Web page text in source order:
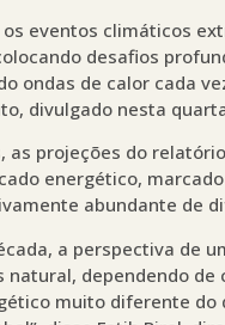
eventos climáticos
desafios
ondas de calor cada
divulgado nesta
as projeções do
energético,
abundante de
a perspectiva de
natural, dependendo
muito diferente